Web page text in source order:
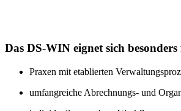
Das DS-WIN eignet sich
Praxen mit etablierten
umfangreiche Abrechnungs- und